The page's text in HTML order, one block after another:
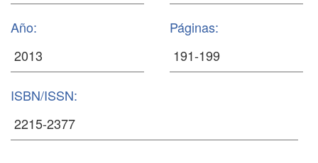
Año: Páginas:
ISBN/ISSN: